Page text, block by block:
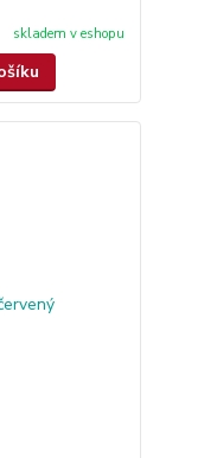
skladem v eshopu